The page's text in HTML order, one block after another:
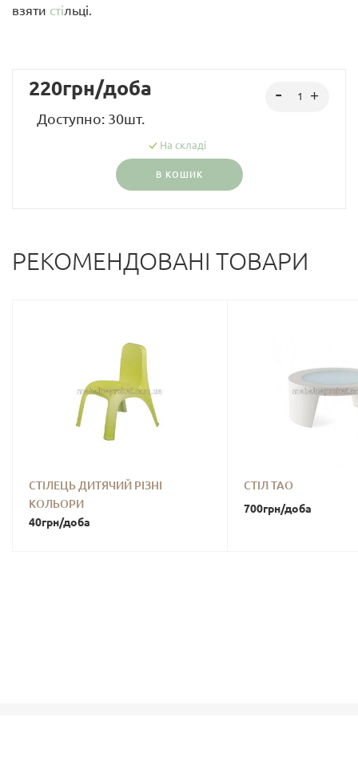
взяти стільці.
220грн/доба
Доступно: 30шт.
На складі
В КОШИК
РЕКОМЕНДОВАНІ ТОВАРИ
СТІЛЕЦЬ ДИТЯЧИЙ РІЗНІ
КОЛЬОРИ
40грн/доба
СТІЛ ТАО
700грн/доба